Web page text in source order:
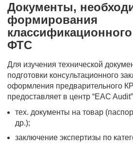
Документы,
формирования
ФТС
Для изучения технической
подготовки консультационного
оформления предварительного
предоставляет в центр “EAC
тех. документы на товар
др.);
заключение экспертизы по